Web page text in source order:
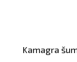
Kamagra